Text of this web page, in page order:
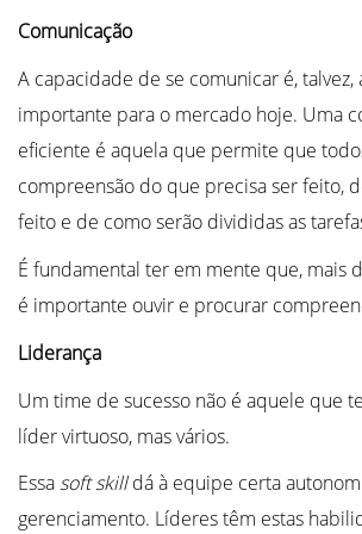
Comunicação
A capacidade de se comunicar é, talvez,
importante para o mercado hoje. Uma
eficiente é aquela que permite que
compreensão do que precisa ser feito,
feito e de como serão divididas as
É fundamental ter em mente que, mais
é importante ouvir e procurar
Liderança
Um time de sucesso não é aquele que
líder virtuoso, mas vários.
Essasoft skilldá à equipe certa
gerenciamento. Líderes têm estas